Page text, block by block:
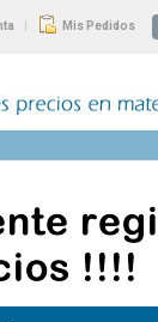
| Mis Pedidos